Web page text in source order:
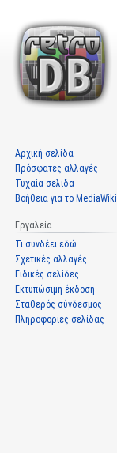
Αρχική σελίδα
Πρόσφατες αλλαγές
Τυχαία σελίδα
Βοήθεια για το MediaWiki
Εργαλεία
Τι συνδέει εδώ
Σχετικές αλλαγές
Ειδικές σελίδες
Εκτυπώσιμη έκδοση
Σταθερός σύνδεσμος
Πληροφορίες σελίδας